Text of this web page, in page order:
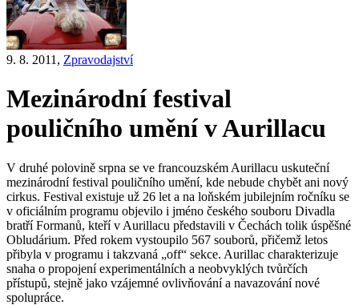
9. 8. 2011, Zpravodajství
Mezinárodní festival
pouličního umění v Aurillacu
V druhé polovině srpna se ve francouzském Aurillacu uskuteční
mezinárodní festival pouličního umění, kde nebude chybět ani nový
cirkus. Festival existuje už 26 let a na loňském jubilejním ročníku se
v oficiálním programu objevilo i jméno českého souboru Divadla
bratří Formanů, kteří v Aurillacu představili v Čechách tolik úspěšné
Obludárium. Před rokem vystoupilo 567 souborů, přičemž letos
přibyla v programu i takzvaná „off“ sekce. Aurillac charakterizuje
snaha o propojení experimentálních a neobvyklých tvůrčích
přístupů, stejně jako vzájemné ovlivňování a navazování nové
spolupráce.